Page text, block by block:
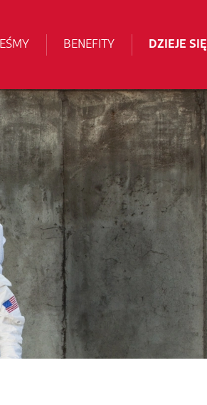
BENEFITY DZIEJE SIĘ